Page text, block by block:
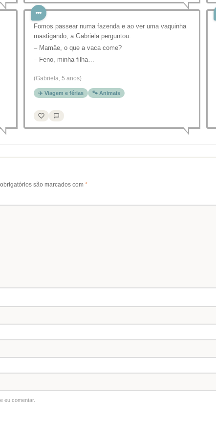
Fomos passear numa fazenda e ao ver uma vaquinha
mastigando, a Gabriela perguntou:
– Mamãe, o que a vaca come?
– Feno, minha filha…
(Gabriela, 5 anos)
✈️ Viagem e férias 🐾 Animais
são marcados com *
eu comentar.